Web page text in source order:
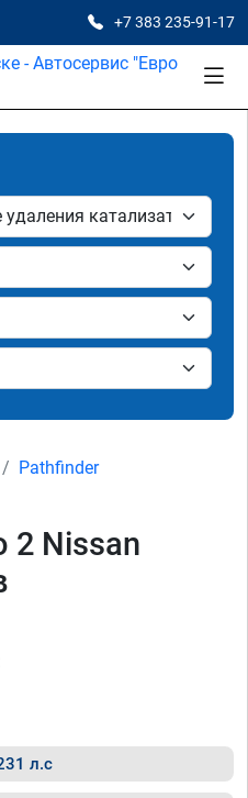
+7 383 235-91-17
Pathfinder
2 Nissan
л.с